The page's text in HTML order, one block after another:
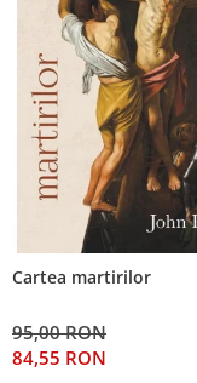
Cartea martirilor
95,00 RON
84,55 RON